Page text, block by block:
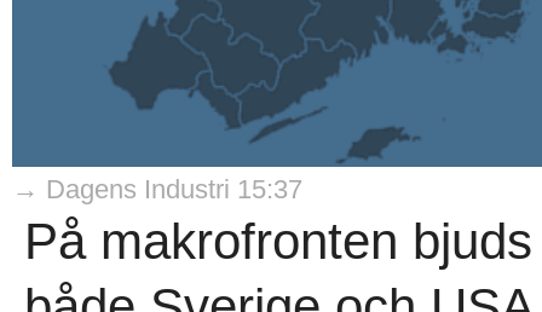
→ Dagens Industri 15:37
På makrofronten